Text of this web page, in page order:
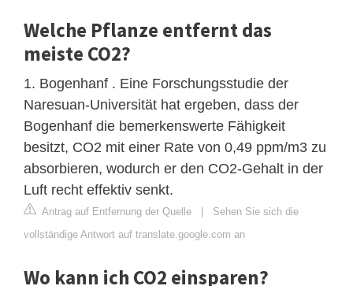
Welche Pflanze entfernt das
meiste CO2?
1. Bogenhanf . Eine Forschungsstudie der
Naresuan-Universität hat ergeben, dass der
Bogenhanf die bemerkenswerte Fähigkeit
besitzt, CO2 mit einer Rate von 0,49 ppm/m3 zu
absorbieren, wodurch er den CO2-Gehalt in der
Luft recht effektiv senkt.
Antrag auf Entfernung der Quelle | Sehen Sie sich die
vollständige Antwort auf translate.google.com an
Wo kann ich CO2 einsparen?